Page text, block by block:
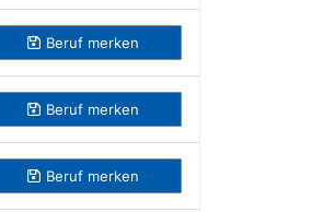
Beruf merken
Beruf merken
Beruf merken